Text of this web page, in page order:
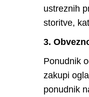
ustreznih
storitve,
3.
Ponudnik
zakupi
ponudnik